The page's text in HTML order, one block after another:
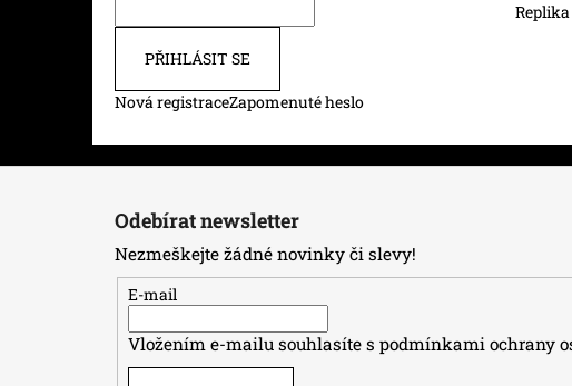
PŘIHLÁSIT SE
Nová registraceZapomenuté heslo
Replika
Odebírat newsletter
Nezmeškejte žádné novinky či slevy!
E-mail
Vložením e-mailu souhlasíte s podmínkami ochrany